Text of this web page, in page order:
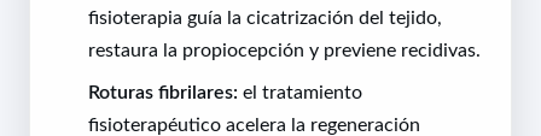
fisioterapia guía la cicatrización del tejido,
restaura la propiocepción y previene recidivas.
Roturas fibrilares: el tratamiento
fisioterapéutico acelera la regeneración